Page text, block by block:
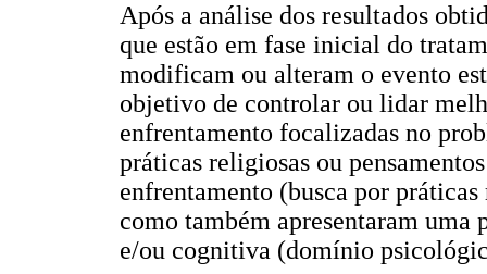
Após a análise dos resultados
que estão em fase inicial do
modificam ou alteram o evento
objetivo de controlar ou lidar
enfrentamento focalizadas no
práticas religiosas ou
enfrentamento (busca por
como também apresentaram uma
e/ou cognitiva (domínio